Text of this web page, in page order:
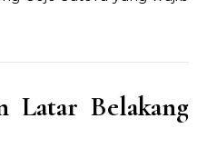
Latar Belakang